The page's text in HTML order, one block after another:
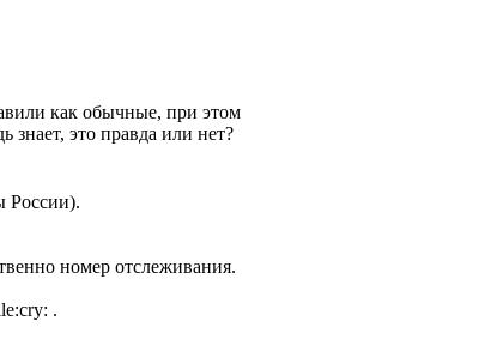
как обычные, при этом
это правда или нет?
России).
номер отслеживания.
.